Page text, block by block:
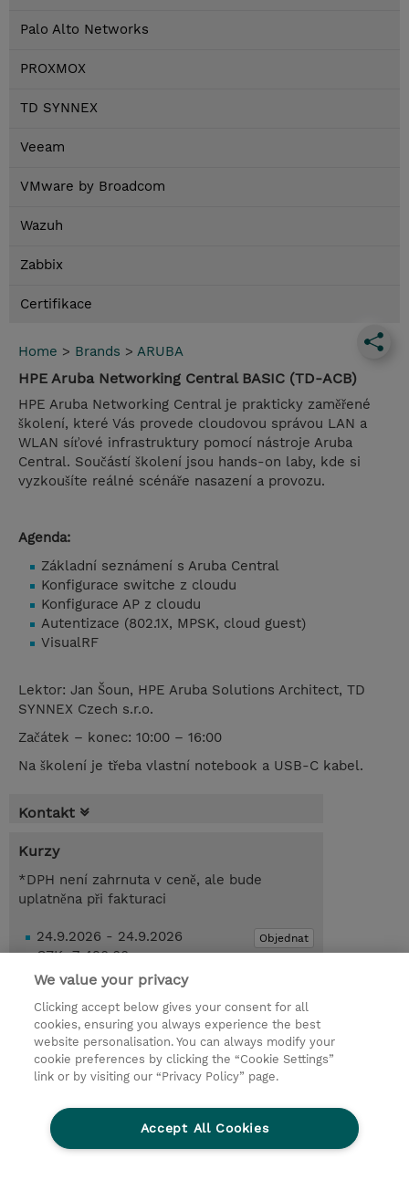
Palo Alto Networks
PROXMOX
TD SYNNEX
Veeam
VMware by Broadcom
Wazuh
Zabbix
Certifikace
Home > Brands > ARUBA
HPE Aruba Networking Central BASIC (TD-ACB)
HPE Aruba Networking Central je prakticky zaměřené
školení, které Vás provede cloudovou správou LAN a
WLAN síťové infrastruktury pomocí nástroje Aruba
Central. Součástí školení jsou hands-on laby, kde si
vyzkoušíte reálné scénáře nasazení a provozu.
Agenda:
Základní seznámení s Aruba Central
Konfigurace switche z cloudu
Konfigurace AP z cloudu
Autentizace (802.1X, MPSK, cloud guest)
VisualRF
Lektor: Jan Šoun, HPE Aruba Solutions Architect, TD
SYNNEX Czech s.r.o.
Začátek – konec: 10:00 – 16:00
Na školení je třeba vlastní notebook a USB-C kabel.
Kontakt
Kurzy
*DPH není zahrnuta v ceně, ale bude
uplatněna při fakturaci
Objednat
24.9.2026 - 24.9.2026
CZK 7 490,00
Praha 11
Poptat kurz / privátní školení
© 2026 TD SYNNEX
Pro investory
Ochrana osobních údajů
Ethics and Compliance
Ethics Line
We value your privacy
Clicking accept below gives your consent for all
cookies, ensuring you always experience the best
website personalisation. You can always modify your
cookie preferences by clicking the “Cookie Settings”
link or by visiting our “Privacy Policy” page.
Accept All Cookies